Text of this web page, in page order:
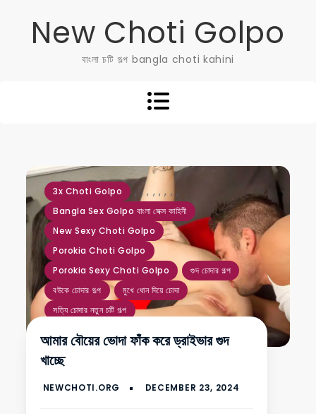
New Choti Golpo
বাংলা চটি গল্প bangla choti kahini
3x Choti Golpo ,
Bangla Sex Golpo বাংলা সেক্স কাহিনী
,
New Sexy Choti Golpo
,
Porokia Choti Golpo
,
Porokia Sexy Choti Golpo
,
গুদ চোদার গল্প
,
বউকে চোদার গল্প
,
মুখে ধোন দিয়ে চোদা
,
সত্যি চোদার নতুন চটি গল্প
আমার বৌয়ের ভোদা ফাঁক করে ড্রাইভার গুদ
খাচ্ছে